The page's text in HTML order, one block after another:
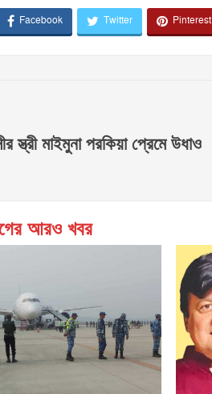
Facebook Twitter Pinterest
স্ত্রী মাইমুনা পরকিয়া প্রেমে উধাও
আরও খবর